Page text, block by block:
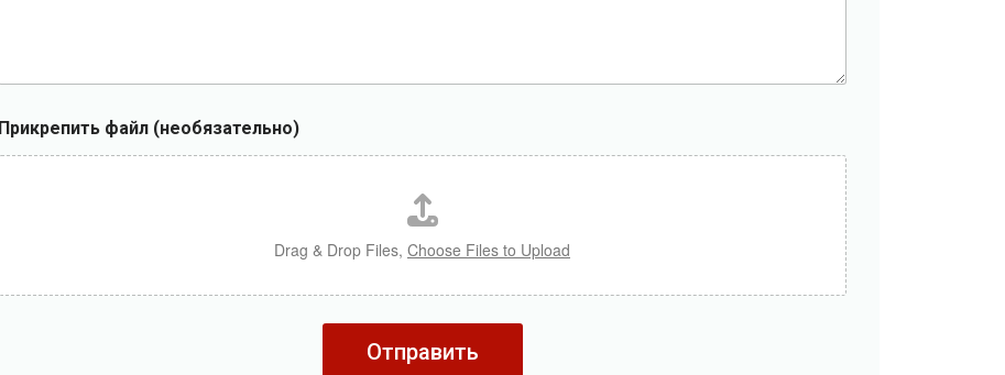
Прикрепить файл (необязательно)
Drag & Drop Files, Choose Files to Upload
Отправить